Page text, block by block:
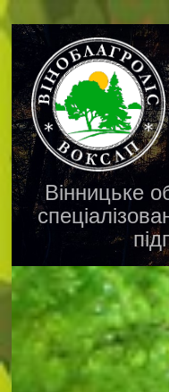
Skip
content
Вінницьке